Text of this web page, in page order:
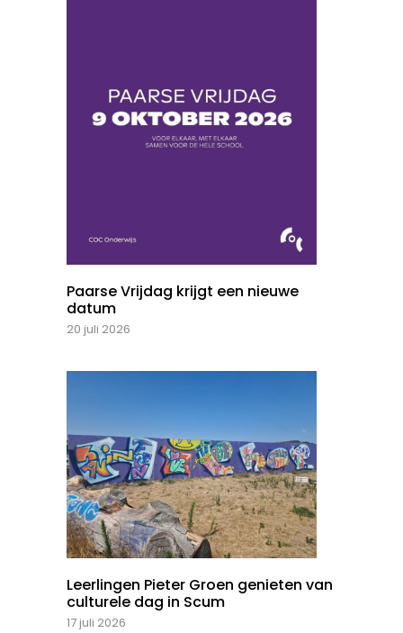
Paarse Vrijdag krijgt een nieuwe
datum
20 juli 2026
Leerlingen Pieter Groen genieten van
culturele dag in Scum
17 juli 2026